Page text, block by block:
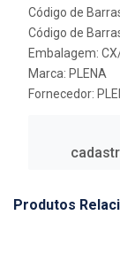
Código de
Código de
Embalagem:
Marca: PLENA
Fornecedor:
Produtos